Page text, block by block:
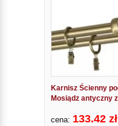
Karnisz Ścienny
Mosiądz antyczny
cena: 133.42 zł